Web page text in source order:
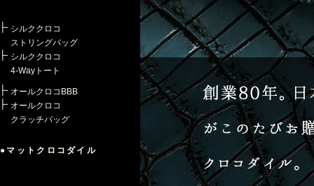
シルククロコ
ストリングバッグ
シルククロコ
4-Wayトート
オールクロコBBB
オールクロコ
クラッチバッグ
●マットクロコダイル